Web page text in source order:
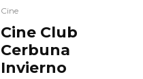
Cine
Cine Club
Cerbuna
Invierno